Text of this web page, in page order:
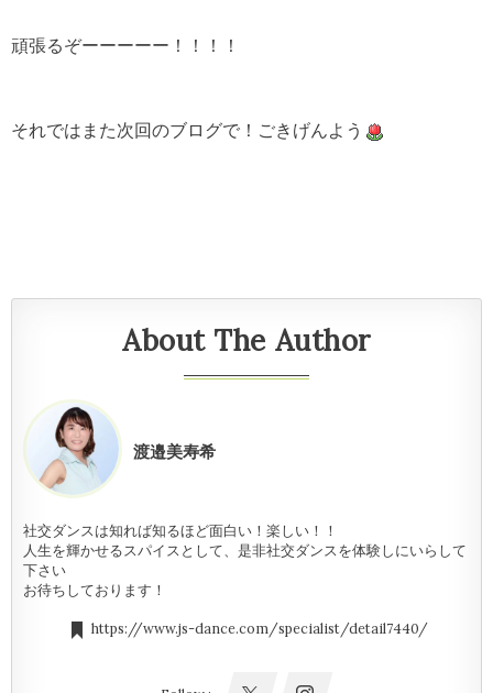
頑張るぞーーーーー！！！！
それではまた次回のブログで！ごきげんよう
About The Author
渡邉美寿希
社交ダンスは知れば知るほど面白い！楽しい！！
人生を輝かせるスパイスとして、是非社交ダンスを体験しにいらして
下さい
お待ちしております！
https://www.js-dance.com/specialist/detail7440/